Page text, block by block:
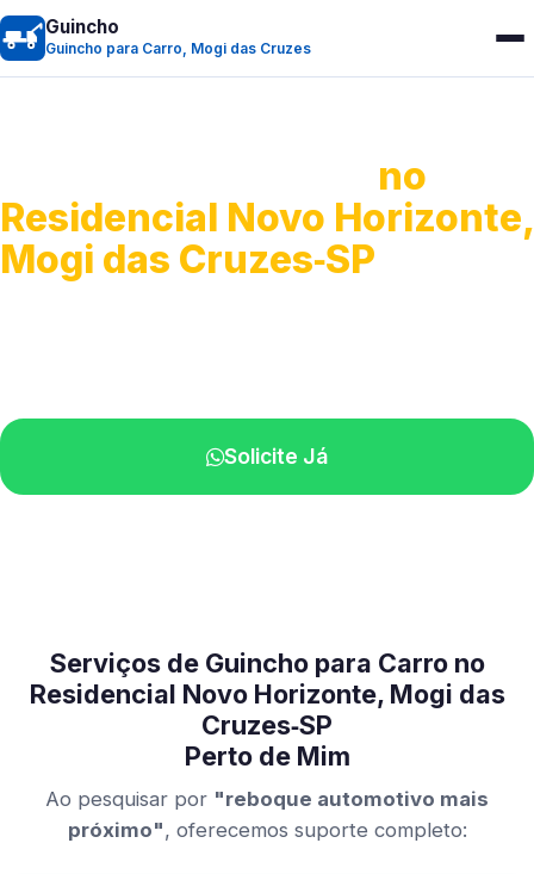
Guincho
Guincho para Carro, Mogi das Cruzes
no
Residencial Novo Horizonte,
Mogi das Cruzes‑SP
Solicite Já
Serviços de Guincho para Carro no
Residencial Novo Horizonte, Mogi das
Cruzes‑SP
Perto de Mim
Ao pesquisar por "reboque automotivo mais
próximo", oferecemos suporte completo: